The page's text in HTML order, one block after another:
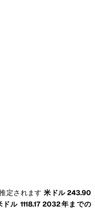
定されます米ドル 243.90
ドル 1118.17 2032年までの